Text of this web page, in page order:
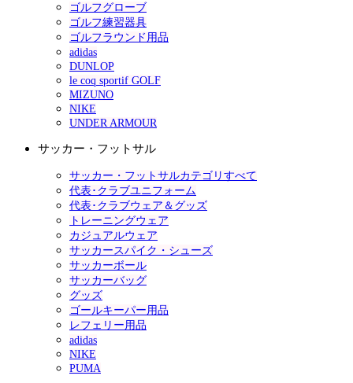
ゴルフグローブ
ゴルフ練習器具
ゴルフラウンド用品
adidas
DUNLOP
le coq sportif GOLF
MIZUNO
NIKE
UNDER ARMOUR
サッカー・フットサル
サッカー・フットサルカテゴリすべて
代表･クラブユニフォーム
代表･クラブウェア＆グッズ
トレーニングウェア
カジュアルウェア
サッカースパイク・シューズ
サッカーボール
サッカーバッグ
グッズ
ゴールキーパー用品
レフェリー用品
adidas
NIKE
PUMA